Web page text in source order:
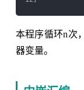
本程序循环n次
器变量。